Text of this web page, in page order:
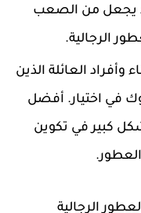
قد يجعل من الصعب
الرجالية.
العائلة الذين
في اختيار. أفضل
كبير في تكوين
العطور.
الرجالية